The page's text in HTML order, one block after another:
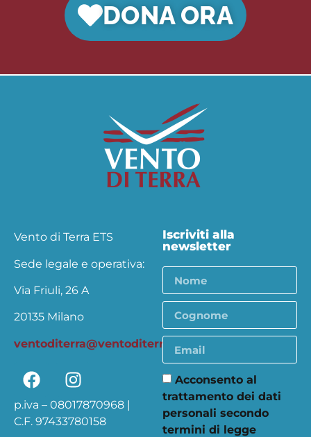
DONA ORA
Vento di Terra ETS
Sede legale e operativa:
Via Friuli, 26 A
20135 Milano
ventoditerra@ventoditerra.org
p.iva – 08017870968 |
C.F. 97433780158
Iscriviti alla
newsletter
Acconsento al
trattamento dei dati
personali secondo
termini di legge